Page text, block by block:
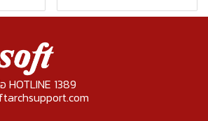
HOTLINE 1389